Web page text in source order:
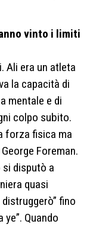
vinto i limiti
Ali era un atleta
la capacità di
mentale e di
colpo subito.
forza fisica ma
Foreman.
si disputò a
quasi
fino
Quando